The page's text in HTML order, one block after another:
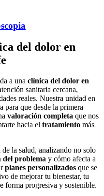
del dolor en
a una clínica del dolor en
sanitaria cercana,
reales. Nuestra unidad en
para que desde la primera
valoración completa que nos
hacia el tratamiento más
la salud, analizando no solo
del problema y cómo afecta a
planes personalizados que se
de mejorar tu bienestar, tu
forma progresiva y sostenible.